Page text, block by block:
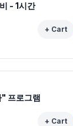
- 1시간
+ Cart
프로그램
+ Cart